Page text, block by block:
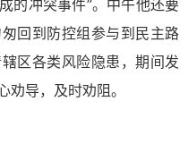
的冲突事件”。中午他还要
回到防控组参与到民主路
区各类风险隐患，期间发
导，及时劝阻。